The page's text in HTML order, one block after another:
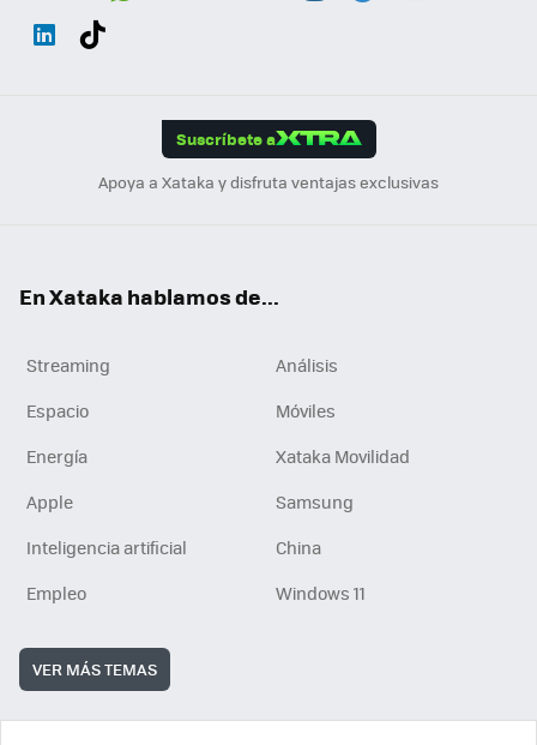
Suscríbete a
Apoya a Xataka y disfruta ventajas exclusivas
En Xataka hablamos de...
Streaming
Análisis
Espacio
Móviles
Energía
Xataka Movilidad
Apple
Samsung
Inteligencia artificial
China
Empleo
Windows 11
VER MÁS TEMAS